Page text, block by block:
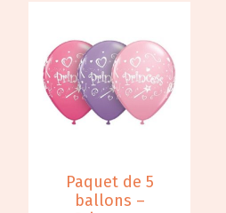
Paquet de 5
ballons –